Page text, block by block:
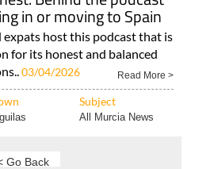
in or moving to Spain
host this podcast that is
for its honest and balanced
03/04/2026 Read More >
Subject
All Murcia News
Go Back